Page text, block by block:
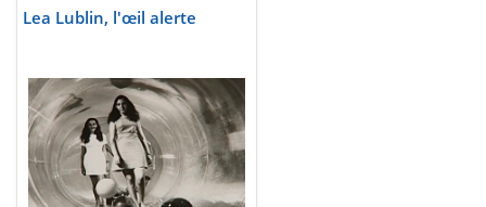
Lea Lublin, l'œil alerte